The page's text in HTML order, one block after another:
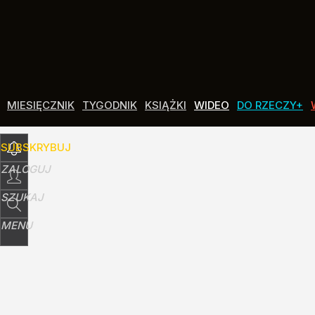
MIESIĘCZNIK TYGODNIK KSIĄŻKI WIDEO DO RZECZY+
SUBSKRYBUJ
ZALOGUJ
SZUKAJ
MENU